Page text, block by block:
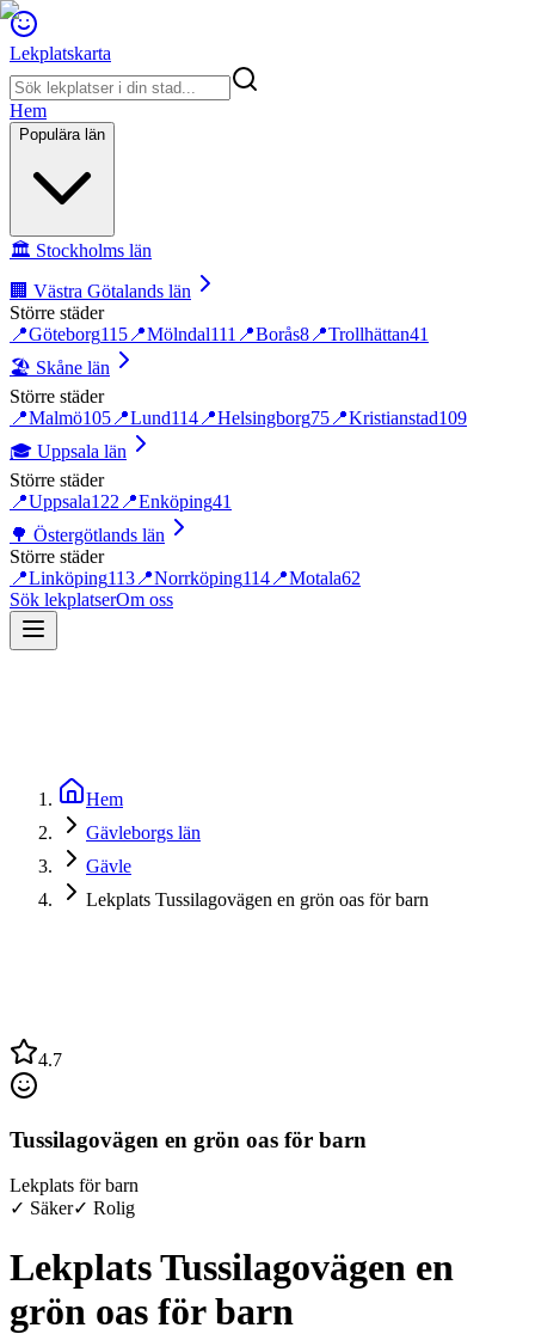
Lekplatskarta
Hem
Populära län
🏛️ Stockholms län
🏢 Västra Götalands län
Större städer
📍Göteborg115 📍Mölndal111 📍Borås8 📍Trollhättan41
🏖️ Skåne län
Större städer
📍Malmö105 📍Lund114 📍Helsingborg75 📍Kristianstad109
🎓 Uppsala län
Större städer
📍Uppsala122 📍Enköping41
🌳 Östergötlands län
Större städer
📍Linköping113 📍Norrköping114 📍Motala62
Sök lekplatserOm oss
Hem
Gävleborgs län
Gävle
Lekplats Tussilagovägen en grön oas för barn
4.7
Tussilagovägen en grön oas för barn
Lekplats för barn
✓ Säker✓ Rolig
Lekplats Tussilagovägen en
grön oas för barn